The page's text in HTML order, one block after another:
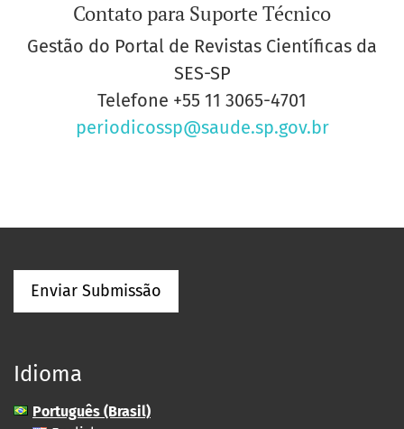
Contato para Suporte Técnico
Gestão do Portal de Revistas Científicas da
SES-SP
Telefone +55 11 3065-4701
periodicossp@saude.sp.gov.br
Enviar Submissão
Idioma
Português (Brasil)